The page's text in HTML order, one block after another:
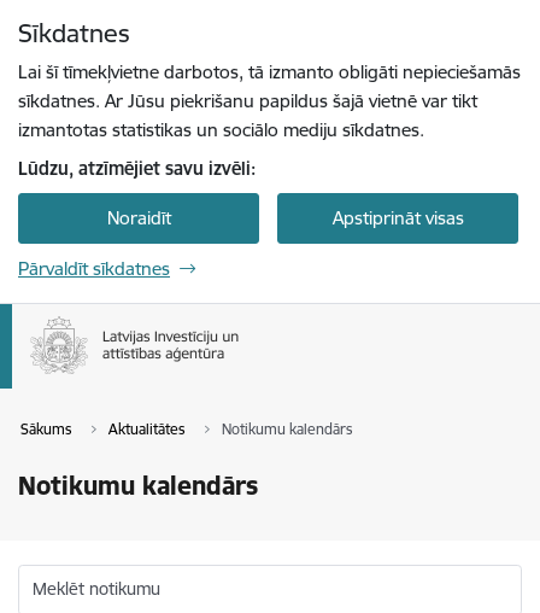
Sīkdatnes
Lai šī tīmekļvietne darbotos, tā izmanto obligāti nepieciešamās
sīkdatnes. Ar Jūsu piekrišanu papildus šajā vietnē var tikt
izmantotas statistikas un sociālo mediju sīkdatnes.
Lūdzu, atzīmējiet savu izvēli:
Noraidīt Apstiprināt visas
Pārvaldīt sīkdatnes
Sākums Aktualitātes Notikumu kalendārs
Notikumu kalendārs
Meklēt notikumu